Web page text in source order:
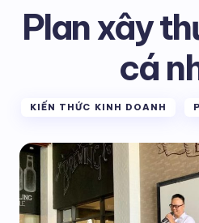
Plan xây
cá
KIẾN THỨC KINH DOANH